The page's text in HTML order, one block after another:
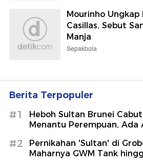
Mourinho Ungkap
Casillas, Sebut
Manja
Sepakbola
Berita Terpopuler
#1
Heboh Sultan Brunei
Menantu Perempuan, Ada
#2
Pernikahan 'Sultan' di
Maharnya GWM Tank